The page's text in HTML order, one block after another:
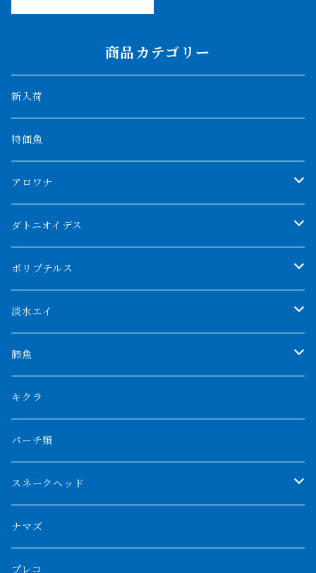
商品カテゴリー
新入荷
特価魚
アロワナ
クンパイ
アブソリュートレッド
AGUS スーパーレッドF4
特殊アロワナ
厳選 過背金龍
フルゴールデンクロスバック
ブルーベースクロスバック
BILLY-KENオリジナルブランド紅龍
チョッパーレッド
ブルレッド
その他アジアアロワナ
特殊個体
紅龍
シルバーアロワナ
ブラックアロワナ
ダトニオイデス
シャムタイガー
特殊ダトニオ
ダトニオプラスワン
リアルバンド
フォークバンド
フォーバータイガー
メニーバータイガー
ニューギニアダトニオ
ポリプテルス
モンスターポリプ
特殊ポリプ
プラチナ個体
ショート個体
ハイブリッドポリプ
エンドリケリー
ギニア
ナイジェリア
ナイルビチャー
ナポレオンビチャー
バロ川
ビキールビキール
トゥルカナ湖
タンガニーカビチャー
淡水エイ
シナガワダイヤ
ダイヤモンドポルカ
クロコダイル
その他淡水エイ
肺魚
ネオケラ
その他肺魚
キクラ
パーチ類
スネークヘッド
チャンナバルカ
大型スネークヘッド
ナマズ
プレコ